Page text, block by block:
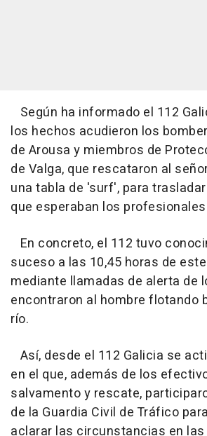
Según ha informado el 112
los hechos acudieron los
de Arousa y miembros de
de Valga, que rescataron al
una tabla de 'surf', para
que esperaban los
En concreto, el 112 tuvo
suceso a las 10,45 horas de
mediante llamadas de alerta de
encontraron al hombre flotando
río.
Así, desde el 112 Galicia se
en el que, además de los
salvamento y rescate,
de la Guardia Civil de Tráfico
aclarar las circunstancias en